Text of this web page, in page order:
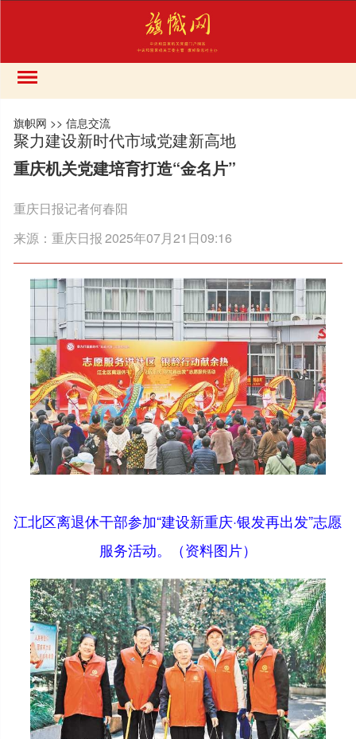
旗帜网 >>信息交流
聚力建设新时代市域党建新高地
重庆机关党建培育打造“金名片”
重庆日报记者何春阳
来源：重庆日报2025年07月21日09:16
江北区离退休干部参加“建设新重庆·银发再出发”志愿
服务活动。（资料图片）